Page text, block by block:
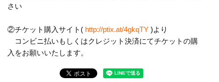
さい
②チケット購入サイト( http://ptix.at/4gkqTY )より
コンビニ払いもしくはクレジット決済にてチケットの購
入をお願いいたします。